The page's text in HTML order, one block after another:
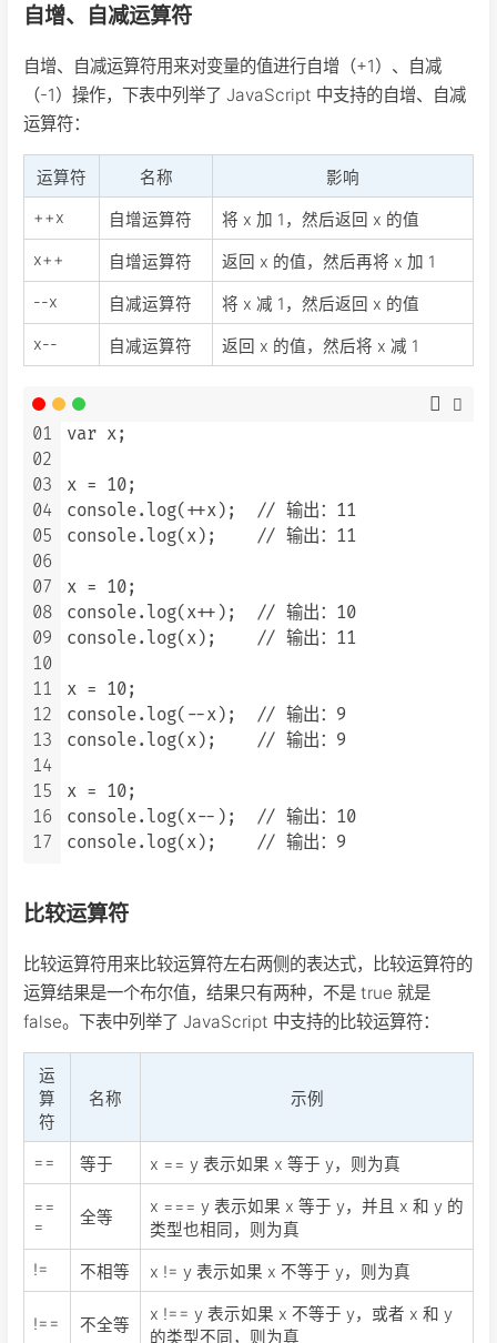
自增、自减运算符
自增、自减运算符用来对变量的值进行自增（+1）、自减
（-1）操作，下表中列举了 JavaScript 中支持的自增、自减
运算符：
运算符 名称
影响
++x
自增运算符
将 x 加 1，然后返回 x 的值
x++
自增运算符
返回 x 的值，然后再将 x 加 1
--x
自减运算符
将 x 减 1，然后返回 x 的值
x--
自减运算符 返回 x 的值，然后将 x 减 1
01
02
03
04
05
06
07
08
09
10
11
12
13
14
15
16
17
var x;
x = 10;
console.log(++x);  // 输出：11
console.log(x);    // 输出：11
x = 10;
console.log(x++);  // 输出：10
console.log(x);    // 输出：11
x = 10;
console.log(--x);  // 输出：9
console.log(x);    // 输出：9
x = 10;
console.log(x--);  // 输出：10
比较运算符
比较运算符用来比较运算符左右两侧的表达式，比较运算符的
运算结果是一个布尔值，结果只有两种，不是 true 就是
false。下表中列举了 JavaScript 中支持的比较运算符：
运
算
符
名称 示例
== 等于 x == y 表示如果 x 等于 y，则为真
==
=
全等
x === y 表示如果 x 等于 y，并且 x 和 y 的
类型也相同，则为真
!=
不相等 x != y 表示如果 x 不等于 y，则为真
!== 不全等
x !== y 表示如果 x 不等于 y，或者 x 和 y
的类型不同，则为真